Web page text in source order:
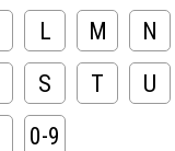
L M N
S T U
0-9